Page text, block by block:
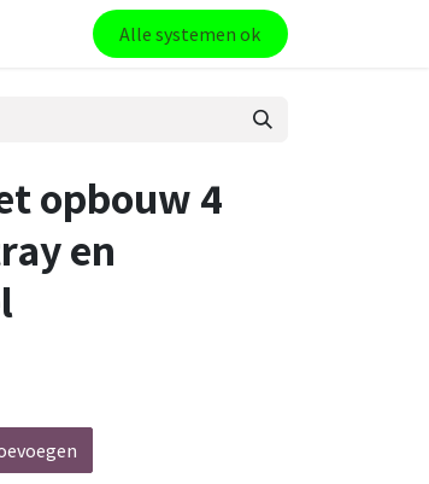
Alle systemen ok
opbouw 4
en